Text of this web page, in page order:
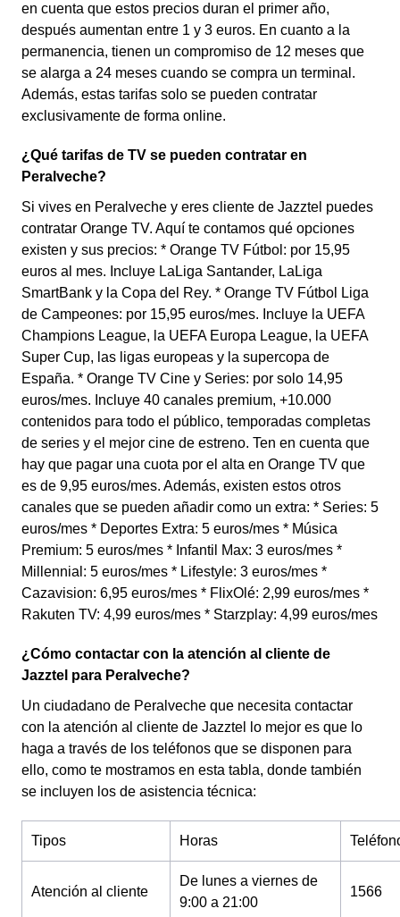
en cuenta que estos precios duran el primer año,
después aumentan entre 1 y 3 euros. En cuanto a la
permanencia, tienen un compromiso de 12 meses que
se alarga a 24 meses cuando se compra un terminal.
Además, estas tarifas solo se pueden contratar
exclusivamente de forma online.
¿Qué tarifas de TV se pueden contratar en
Peralveche?
Si vives en Peralveche y eres cliente de Jazztel puedes
contratar Orange TV. Aquí te contamos qué opciones
existen y sus precios: * Orange TV Fútbol: por 15,95
euros al mes. Incluye LaLiga Santander, LaLiga
SmartBank y la Copa del Rey. * Orange TV Fútbol Liga
de Campeones: por 15,95 euros/mes. Incluye la UEFA
Champions League, la UEFA Europa League, la UEFA
Super Cup, las ligas europeas y la supercopa de
España. * Orange TV Cine y Series: por solo 14,95
euros/mes. Incluye 40 canales premium, +10.000
contenidos para todo el público, temporadas completas
de series y el mejor cine de estreno. Ten en cuenta que
hay que pagar una cuota por el alta en Orange TV que
es de 9,95 euros/mes. Además, existen estos otros
canales que se pueden añadir como un extra: * Series: 5
euros/mes * Deportes Extra: 5 euros/mes * Música
Premium: 5 euros/mes * Infantil Max: 3 euros/mes *
Millennial: 5 euros/mes * Lifestyle: 3 euros/mes *
Cazavision: 6,95 euros/mes * FlixOlé: 2,99 euros/mes *
Rakuten TV: 4,99 euros/mes * Starzplay: 4,99 euros/mes
¿Cómo contactar con la atención al cliente de
Jazztel para Peralveche?
Un ciudadano de Peralveche que necesita contactar
con la atención al cliente de Jazztel lo mejor es que lo
haga a través de los teléfonos que se disponen para
ello, como te mostramos en esta tabla, donde también
se incluyen los de asistencia técnica:
Tipos Horas
Atención al cliente
De lunes a viernes de
9:00 a 21:00
1566